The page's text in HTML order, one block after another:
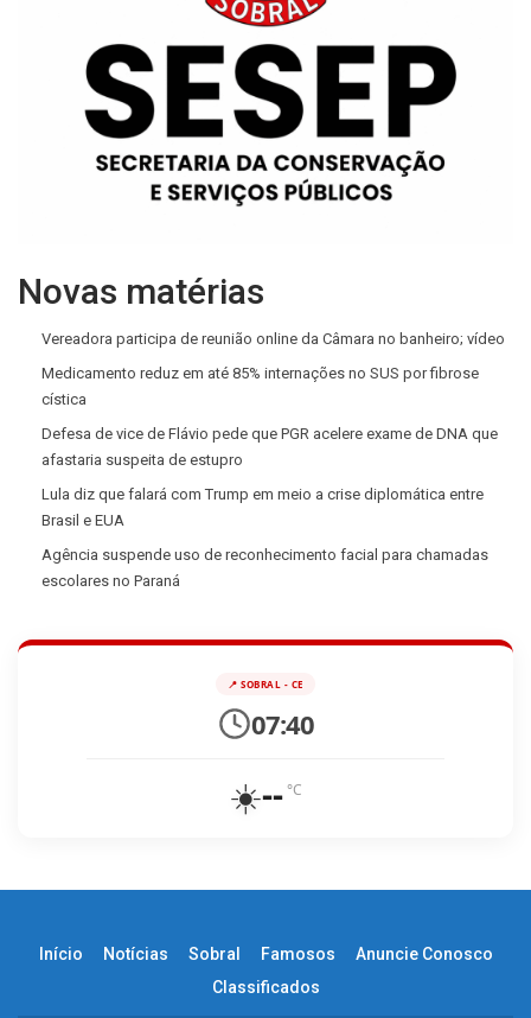
Novas matérias
Vereadora participa de reunião online da Câmara no banheiro; vídeo
Medicamento reduz em até 85% internações no SUS por fibrose
cística
Defesa de vice de Flávio pede que PGR acelere exame de DNA que
afastaria suspeita de estupro
Lula diz que falará com Trump em meio a crise diplomática entre
Brasil e EUA
Agência suspende uso de reconhecimento facial para chamadas
escolares no Paraná
📍 SOBRAL - CE
07:40
☀️-- °C
Início Notícias Sobral Famosos
Anuncie Conosco
Classificados